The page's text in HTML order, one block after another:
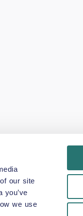
our site
you’ve
we use